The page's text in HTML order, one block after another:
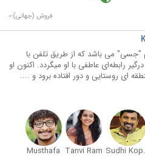
فروش (جهانی):-
"جسی" می باشد که از طریق تلفن با
رابطه‌ای عاطفی با او میگردد. اکنون او
ای روستایی و دور افتاده برود و ....
Tanvi Ram
Musthafa